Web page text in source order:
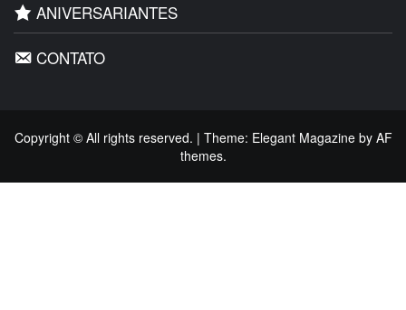
ANIVERSARIANTES
CONTATO
Copyright © All rights reserved. | Theme: Elegant Magazineby AF
themes.